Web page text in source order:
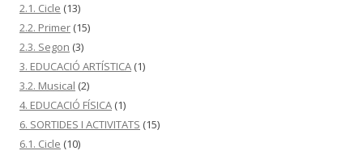
2.1. Cicle (13)
2.2. Primer (15)
2.3. Segon (3)
3. EDUCACIÓ ARTÍSTICA (1)
3.2. Musical (2)
4. EDUCACIÓ FÍSICA (1)
6. SORTIDES I ACTIVITATS (15)
6.1. Cicle (10)